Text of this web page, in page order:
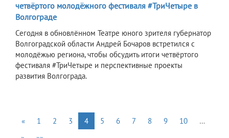
четвёртого молодёжного фестиваля #ТриЧетыре в
Волгограде
Сегодня в обновлённом Театре юного зрителя губернатор
Волгоградской области Андрей Бочаров встретился с
молодёжью региона, чтобы обсудить итоги четвёртого
фестиваля #ТриЧетыре и перспективные проекты
развития Волгограда.
« 1 2 3 4 5 6 7 8 9 10
…